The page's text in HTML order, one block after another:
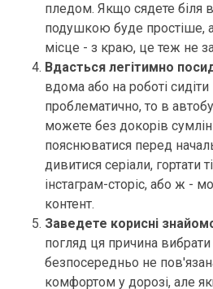
пледом. Якщо сядете біля
подушкою буде простіше,
місце - з краю, це теж не
Вдасться легітимно
вдома або на роботі сидіти
проблематично, то в
можете без докорів
пояснюватися перед
дивитися серіали, гортати
інстаграм-сторіс, або ж -
контент.
Заведете корисні
погляд ця причина
безпосередньо не
комфортом у дорозі, але